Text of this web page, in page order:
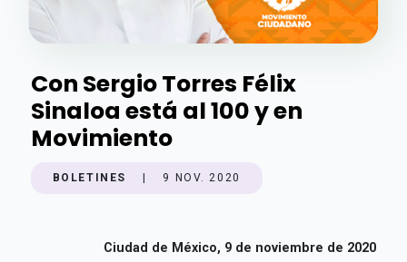
Con Sergio Torres Félix
Sinaloa está al 100 y en
Movimiento
BOLETINES 9 NOV. 2020
Ciudad de México, 9 de noviembre de 2020